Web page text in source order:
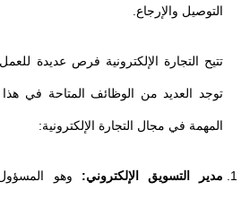
التوصيل والإرجاع.
تتيح التجارة الإلكترونية فرص عديدة
توجد العديد من الوظائف المتاحة في
المهمة في مجال التجارة الإلكترونية:
مدير التسويق الإلكتروني: وهو